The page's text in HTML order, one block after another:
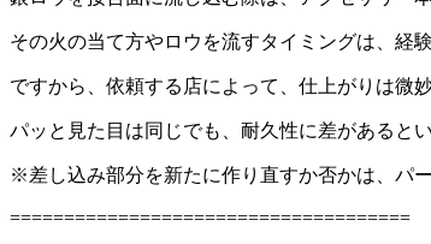
その火の当て方やロウを流すタイミングは、経
ですから、依頼する店によって、仕上がりは微
パッと見た目は同じでも、耐久性に差があると
※差し込み部分を新たに作り直すか否かは、パ
=====================================